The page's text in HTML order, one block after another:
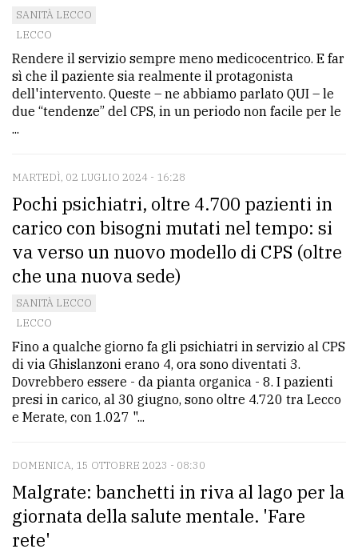
LE
ALTRE
TESTATE
PRIVACY
Privacy
policy
Cookie
policy
SANITÀ LECCO
LECCO
Rendere il servizio sempre meno medicocentrico. E far
sì che il paziente sia realmente il protagonista
dell'intervento. Queste – ne abbiamo parlato QUI – le
due “tendenze” del CPS, in un periodo non facile per le
...
MARTEDÌ, 02 LUGLIO 2024 - 16:28
Pochi psichiatri, oltre 4.700 pazienti in
carico con bisogni mutati nel tempo: si
va verso un nuovo modello di CPS (oltre
che una nuova sede)
SANITÀ LECCO
LECCO
Fino a qualche giorno fa gli psichiatri in servizio al CPS
di via Ghislanzoni erano 4, ora sono diventati 3.
Dovrebbero essere - da pianta organica - 8. I pazienti
presi in carico, al 30 giugno, sono oltre 4.720 tra Lecco
e Merate, con 1.027 "...
DOMENICA, 15 OTTOBRE 2023 - 08:30
Malgrate: banchetti in riva al lago per la
giornata della salute mentale. 'Fare
rete'